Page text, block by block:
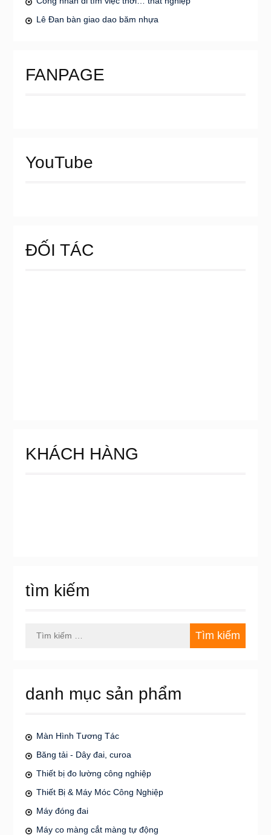
Lê Đan bàn giao dao băm nhựa
FANPAGE
YouTube
ĐỐI TÁC
KHÁCH HÀNG
tìm kiếm
kiếm
danh mục sản phẩm
Màn Hình Tương Tác
Băng tải - Dây đai, curoa
Thiết bị đo lường công nghiệp
Thiết Bị & Máy Móc Công Nghiệp
Máy đóng đai
Máy co màng cắt màng tự động